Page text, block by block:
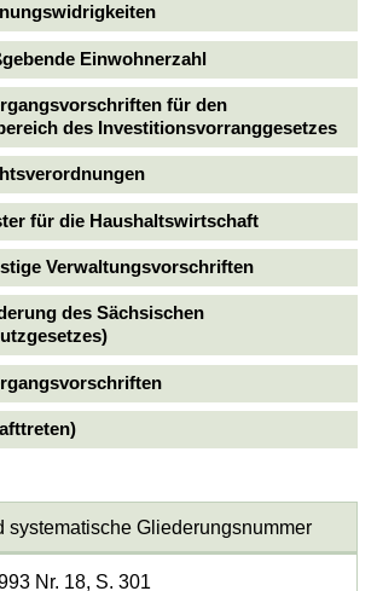
Einwohnerzahl
für den
des Investitionsvorranggesetzes
für die Haushaltswirtschaft
Verwaltungsvorschriften
des Sächsischen
systematische Gliederungsnummer
Nr. 18, S. 301